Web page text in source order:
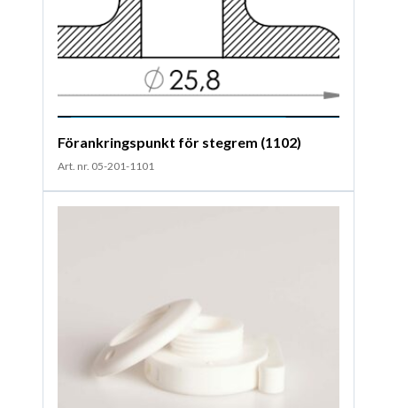
Förankringspunkt för stegrem (1102)
Art. nr. 05-201-1101